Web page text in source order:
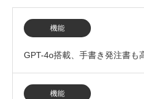
サービス
セミナー
メディア掲載
機能
GPT-4o搭載、手書き発注書も
能、β版を7月より提供開始
機能